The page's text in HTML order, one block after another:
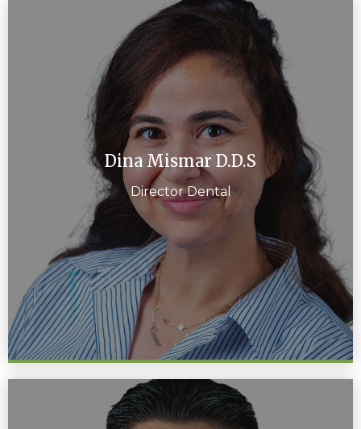
Dina Mismar D.D.S
Director Dental